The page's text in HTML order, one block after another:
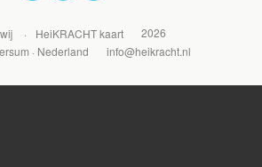
HeiKRACHT kaart
2026
· Nederland
info@heikracht.nl